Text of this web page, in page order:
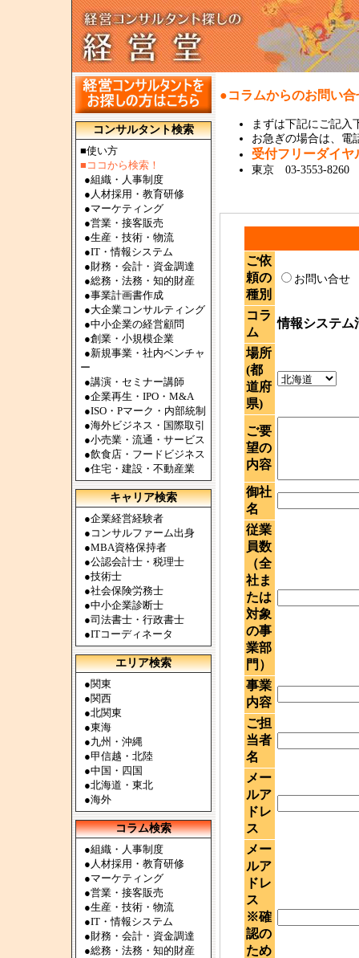
コンサルタント検索
■使い方
■ココから検索！
●組織・人事制度
● 人材採用・教育研修
●マーケティング
●営業・接客販売
●生産・技術・物流
●IT・情報システム
●財務・会計・資金調達
●総務・法務・知的財産
●事業計画書作成
●大企業コンサルティング
●中小企業の経営顧問
●創業・小規模企業
●新規事業・社内ベンチャ
ー
●講演・セミナー講師
●企業再生・IPO・M&A
●ISO・Pマーク・内部統制
●海外ビジネス・国際取引
●小売業・流通・サービス
●飲食店・フードビジネス
●住宅・建設・不動産業
キャリア検索
●企業経営経験者
● コンサルファーム出身
●MBA資格保持者
●公認会計士・税理士
●技術士
●社会保険労務士
●中小企業診断士
●司法書士・行政書士
●ITコーディネータ
エリア検索
●関東
●関西
●北関東
●東海
●九州・沖縄
●甲信越・北陸
●中国・四国
●北海道・東北
●海外
コラム検索
●組織・人事制度
●人材採用・教育研修
●マーケティング
●営業・接客販売
●生産・技術・物流
●IT・情報システム
●財務・会計・資金調達
●総務・法務・知的財産
●コラムからのお問い
まずは下記にご記入
お急ぎの場合は、電
受付フリーダイ
東京 03-3553-
ご依
頼の
種別
お問い
コラ
ム
情報システム
場所
(都
道府
県)
ご要
望の
内容
御社
名
従業
員数
（全
社ま
たは
対象
の事
業部
門）
事業
内容
ご担
当者
名
メー
ルア
ドレ
ス
メー
ルア
ドレ
ス
※確
認の
ため